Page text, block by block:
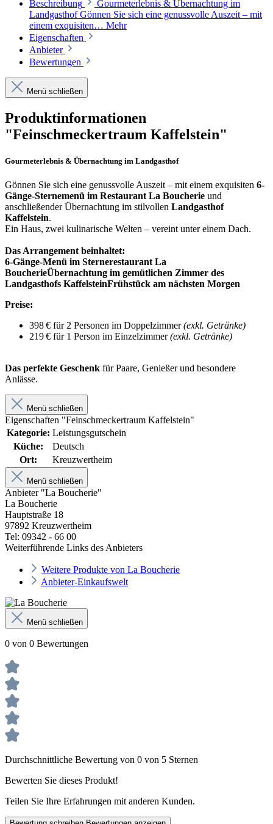
Beschreibung
Gourmeterlebnis & Übernachtung im
Landgasthof Gönnen Sie sich eine genussvolle Auszeit – mit
einem exquisiten… Mehr
Eigenschaften
Anbieter
Bewertungen
Menü schließen
Produktinformationen
"Feinschmeckertraum Kaffelstein"
Gourmeterlebnis & Übernachtung im Landgasthof
Gönnen Sie sich eine genussvolle Auszeit – mit einem exquisiten 6-
Gänge-Sternemenü im Restaurant La Boucherie und
anschließender Übernachtung im stilvollen Landgasthof
Kaffelstein.
Ein Haus, zwei kulinarische Welten – vereint unter einem Dach.
Das Arrangement beinhaltet:
6-Gänge-Menü im Sternerestaurant La
BoucherieÜbernachtung im gemütlichen Zimmer des
Landgasthofs KaffelsteinFrühstück am nächsten Morgen
Preise:
398 € für 2 Personen im Doppelzimmer(exkl. Getränke)
219 € für 1 Person im Einzelzimmer(exkl. Getränke)
Das perfekte Geschenk für Paare, Genießer und besondere
Anlässe.
Menü schließen
Eigenschaften "Feinschmeckertraum Kaffelstein"
Kategorie: Leistungsgutschein
Küche:
Deutsch
Ort:
Kreuzwertheim
Menü schließen
Anbieter "La Boucherie"
La Boucherie
Hauptstraße 18
97892 Kreuzwertheim
Tel: 09342 - 66 00
Weiterführende Links des Anbieters
Weitere Produkte von La Boucherie
Anbieter-Einkaufswelt
Menü schließen
0 von 0 Bewertungen
Durchschnittliche Bewertung von 0 von 5 Sternen
Bewerten Sie dieses Produkt!
Teilen Sie Ihre Erfahrungen mit anderen Kunden.